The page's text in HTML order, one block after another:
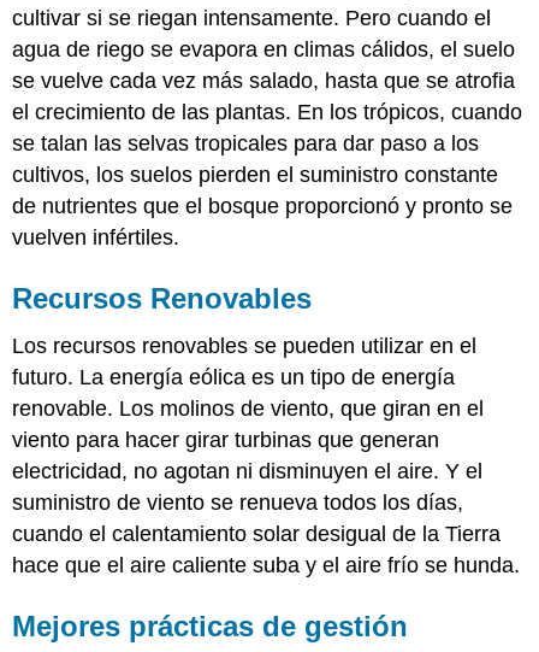
cultivar si se riegan intensamente. Pero cuando el
agua de riego se evapora en climas cálidos, el suelo
se vuelve cada vez más salado, hasta que se atrofia
el crecimiento de las plantas. En los trópicos, cuando
se talan las selvas tropicales para dar paso a los
cultivos, los suelos pierden el suministro constante
de nutrientes que el bosque proporcionó y pronto se
vuelven infértiles.
Recursos Renovables
Los recursos renovables se pueden utilizar en el
futuro. La energía eólica es un tipo de energía
renovable. Los molinos de viento, que giran en el
viento para hacer girar turbinas que generan
electricidad, no agotan ni disminuyen el aire. Y el
suministro de viento se renueva todos los días,
cuando el calentamiento solar desigual de la Tierra
hace que el aire caliente suba y el aire frío se hunda.
Mejores prácticas de gestión